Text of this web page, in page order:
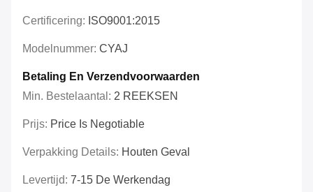
Certificering: ISO9001:2015
Modelnummer: CYAJ
Betaling En Verzendvoorwaarden
Min. Bestelaantal: 2 REEKSEN
Prijs: Price Is Negotiable
Verpakking Details: Houten Geval
Levertijd: 7-15 De Werkendag